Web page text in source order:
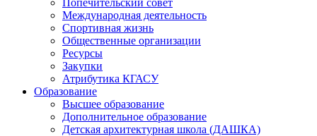
Попечительский совет
Международная деятельность
Спортивная жизнь
Общественные организации
Ресурсы
Закупки
Атрибутика КГАСУ
Образование
Высшее образование
Дополнительное образование
Детская архитектурная школа (ДАШКА)